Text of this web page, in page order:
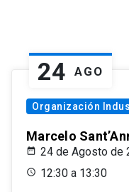
24 AGO
Organización
Marcelo
24 de Agosto de
12:30 a 13:30